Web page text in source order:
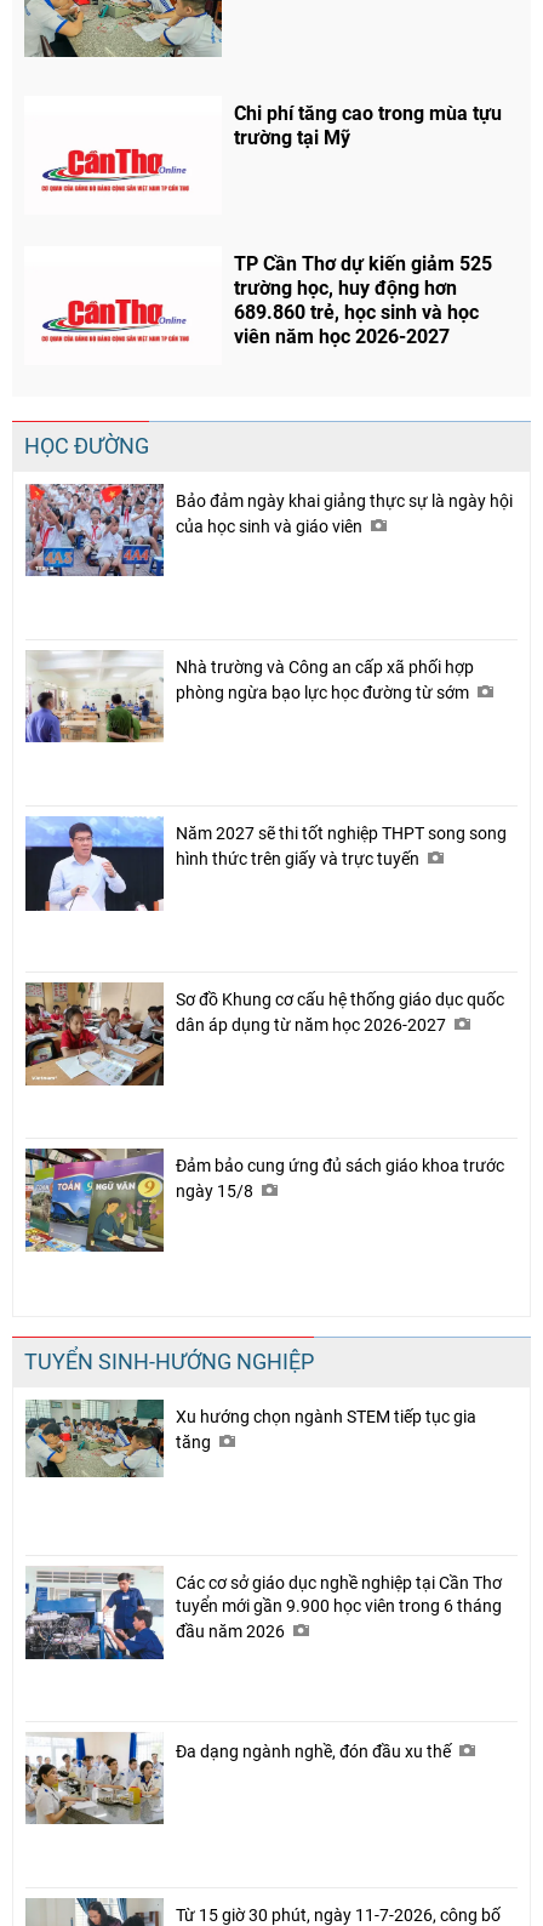
Chi phí tăng cao trong mùa tựu
trường tại Mỹ
TP Cần Thơ dự kiến giảm 525
trường học, huy động hơn
689.860 trẻ, học sinh và học
viên năm học 2026-2027
HỌC ĐƯỜNG
Bảo đảm ngày khai giảng thực sự là ngày hội
của học sinh và giáo viên
Nhà trường và Công an cấp xã phối hợp
phòng ngừa bạo lực học đường từ sớm
Năm 2027 sẽ thi tốt nghiệp THPT song song
hình thức trên giấy và trực tuyến
Sơ đồ Khung cơ cấu hệ thống giáo dục quốc
dân áp dụng từ năm học 2026-2027
Đảm bảo cung ứng đủ sách giáo khoa trước
ngày 15/8
TUYỂN SINH-HƯỚNG NGHIỆP
Xu hướng chọn ngành STEM tiếp tục gia
tăng
Các cơ sở giáo dục nghề nghiệp tại Cần Thơ
tuyển mới gần 9.900 học viên trong 6 tháng
đầu năm 2026
Đa dạng ngành nghề, đón đầu xu thế
Từ 15 giờ 30 phút, ngày 11-7-2026, công bố